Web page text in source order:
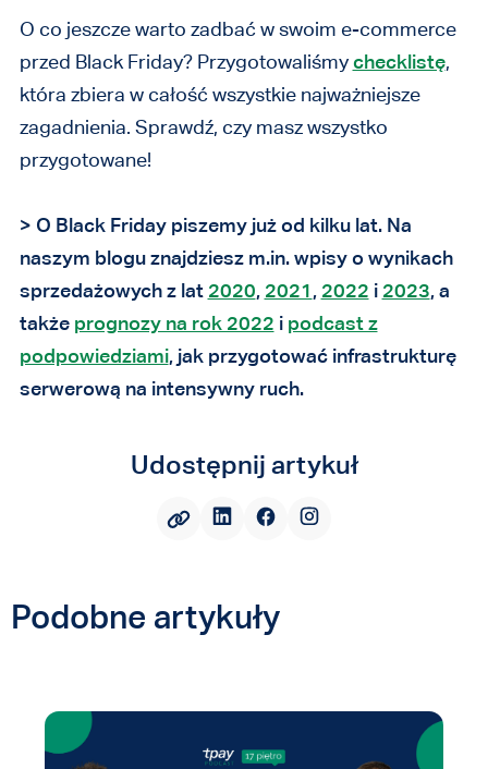
O co jeszcze warto zadbać w swoim e-commerce
przed Black Friday? Przygotowaliśmychecklistę,
która zbiera w całość wszystkie najważniejsze
zagadnienia. Sprawdź, czy masz wszystko
przygotowane!
> O Black Friday piszemy już od kilku lat. Na
naszym blogu znajdziesz m.in. wpisy o wynikach
sprzedażowych z lat 2020, 2021, 2022 i 2023, a
także prognozy na rok 2022 i podcast z
podpowiedziami, jak przygotować infrastrukturę
serwerową na intensywny ruch.
Udostępnij artykuł
Podobne artykuły